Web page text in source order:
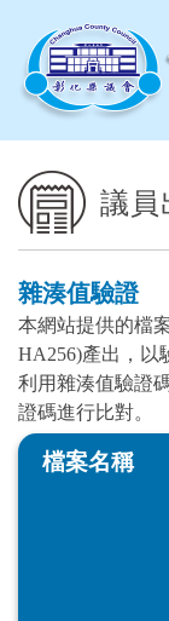
議員
雜湊值驗證
本網站提供的檔
HA256)產出，以
利用雜湊值驗證
證碼進行比對。
檔案名稱